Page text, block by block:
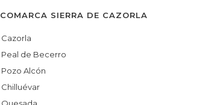
COMARCA SIERRA DE CAZORLA
Cazorla
Peal de Becerro
Pozo Alcón
Chilluévar